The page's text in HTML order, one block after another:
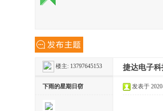
楼主: 13797645153 捷达电子科
下雨的星期日窃 发表于